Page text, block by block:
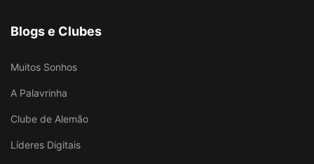
Blogs e Clubes
Muitos Sonhos
A Palavrinha
Clube de Alemão
Líderes Digitais